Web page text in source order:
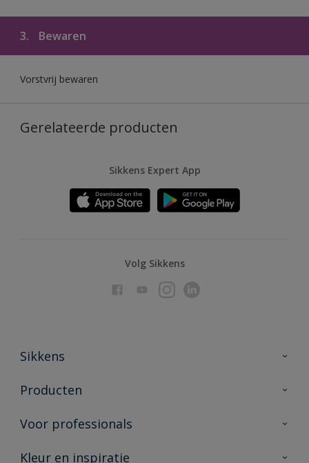
3. Bewaren
Vorstvrij bewaren
Gerelateerde producten
Sikkens Expert App
Volg Sikkens
Sikkens
Over Sikkens
Duurzaamheid
Producten
Producten voor binnen
Vind je verkooppunt
Voor professionals
Advies & service
Kleur en inspiratie